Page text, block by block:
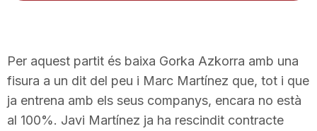
Per aquest partit és baixa Gorka Azkorra amb una
fisura a un dit del peu i Marc Martínez que, tot i que
ja entrena amb els seus companys, encara no està
al 100%. Javi Martínez ja ha rescindit contracte